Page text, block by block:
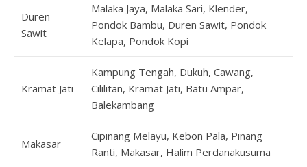
Duren
Sawit
Malaka Jaya, Malaka Sari, Klender,
Pondok Bambu, Duren Sawit, Pondok
Kelapa, Pondok Kopi
Kramat Jati
Kampung Tengah, Dukuh, Cawang,
Cililitan, Kramat Jati, Batu Ampar,
Balekambang
Makasar
Cipinang Melayu, Kebon Pala, Pinang
Ranti, Makasar, Halim Perdanakusuma